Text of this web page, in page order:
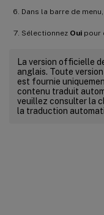
Dans la barre de
Sélectionnez Oui pour
La version officielle
anglais. Toute
est fournie
contenu traduit
veuillez consulter la
la traduction